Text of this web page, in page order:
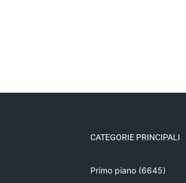
CATEGORIE PRINCIPALI
Primo piano (6645)